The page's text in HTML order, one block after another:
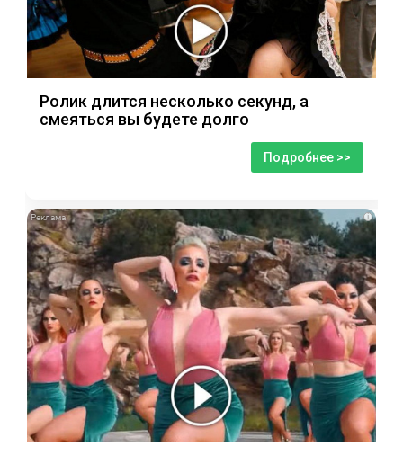
Ролик длится несколько секунд, а
смеяться вы будете долго
Подробнее >>
i